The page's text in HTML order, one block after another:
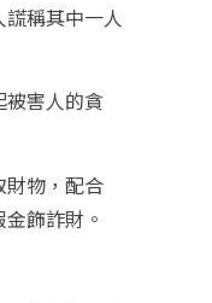
稱其中一人
害人的貪
財物，配合
飾詐財。